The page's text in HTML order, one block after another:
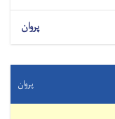
پروان
پروان